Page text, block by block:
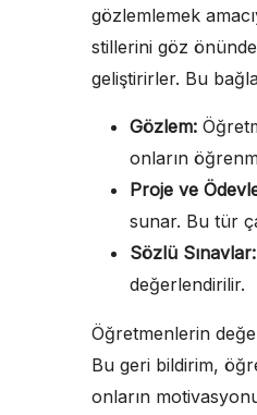
gözlemlemek
stillerini göz
geliştirirler. Bu
Gözlem:
onların
Proje ve
sunar. Bu tür
Sözlü Sınavlar:
değerlendirilir.
Öğretmenlerin
Bu geri bildirim,
onların